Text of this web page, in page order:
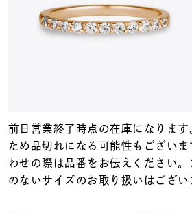
在庫ありのみ
前日営業終了時点の在庫になります
ため品切れになる可能性もござい
わせの際は品番をお伝えください
のないサイズのお取り扱いはござい